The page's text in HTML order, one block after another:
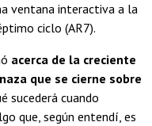
ventana interactiva a la
ciclo (AR7).
acerca de la creciente
que se cierne sobre
sucederá cuando
que, según entendí, es